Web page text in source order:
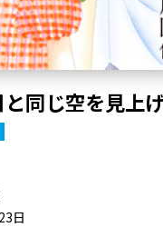
同じ空を見上
日